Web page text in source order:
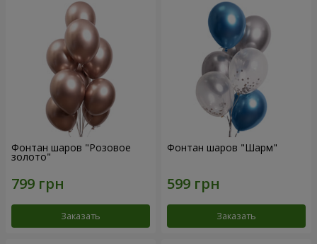
Фонтан шаров "Розовое
золото"
Заказать
Фонтан шаров "Шарм"
Заказать